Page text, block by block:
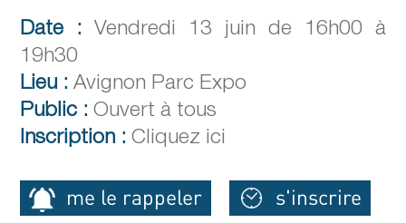
Date : Vendredi 13 juin de 16h00 à
19h30
Lieu : Avignon Parc Expo
Public : Ouvert à tous
Inscription : Cliquez ici
me le rappeler s'inscrire